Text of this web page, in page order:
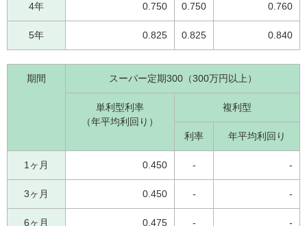
4年 0.750 0.750 0.760
5年 0.825 0.825 0.840
期間 スーパー定期300（300万円以上）
単利型利率
（年平均利回り）
複利型
利率 年平均利回り
1ヶ月 0.450 - -
3ヶ月 0.450 - -
6ヶ月 0.475 - -